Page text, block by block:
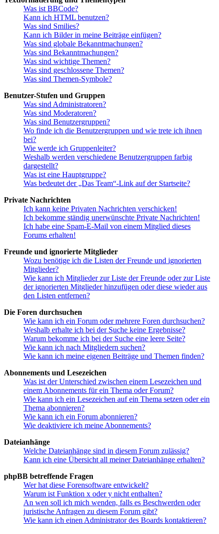
Was ist BBCode?
Kann ich HTML benutzen?
Was sind Smilies?
Kann ich Bilder in meine Beiträge einfügen?
Was sind globale Bekanntmachungen?
Was sind Bekanntmachungen?
Was sind wichtige Themen?
Was sind geschlossene Themen?
Was sind Themen-Symbole?
Benutzer-Stufen und Gruppen
Was sind Administratoren?
Was sind Moderatoren?
Was sind Benutzergruppen?
Wo finde ich die Benutzergruppen und wie trete ich ihnen
bei?
Wie werde ich Gruppenleiter?
Weshalb werden verschiedene Benutzergruppen farbig
dargestellt?
Was ist eine Hauptgruppe?
Was bedeutet der „Das Team“-Link auf der Startseite?
Private Nachrichten
Ich kann keine Privaten Nachrichten verschicken!
Ich bekomme ständig unerwünschte Private Nachrichten!
Ich habe eine Spam-E-Mail von einem Mitglied dieses
Forums erhalten!
Freunde und ignorierte Mitglieder
Wozu benötige ich die Listen der Freunde und ignorierten
Mitglieder?
Wie kann ich Mitglieder zur Liste der Freunde oder zur Liste
der ignorierten Mitglieder hinzufügen oder diese wieder aus
den Listen entfernen?
Die Foren durchsuchen
Wie kann ich ein Forum oder mehrere Foren durchsuchen?
Weshalb erhalte ich bei der Suche keine Ergebnisse?
Warum bekomme ich bei der Suche eine leere Seite?
Wie kann ich nach Mitgliedern suchen?
Wie kann ich meine eigenen Beiträge und Themen finden?
Abonnements und Lesezeichen
Was ist der Unterschied zwischen einem Lesezeichen und
einem Abonnements für ein Thema oder Forum?
Wie kann ich ein Lesezeichen auf ein Thema setzen oder ein
Thema abonnieren?
Wie kann ich ein Forum abonnieren?
Wie deaktiviere ich meine Abonnements?
Dateianhänge
Welche Dateianhänge sind in diesem Forum zulässig?
Kann ich eine Übersicht all meiner Dateianhänge erhalten?
phpBB betreffende Fragen
Wer hat diese Forensoftware entwickelt?
Warum ist Funktion x oder y nicht enthalten?
An wen soll ich mich wenden, falls es Beschwerden oder
juristische Anfragen zu diesem Forum gibt?
Wie kann ich einen Administrator des Boards kontaktieren?